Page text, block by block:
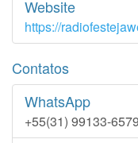
Website
https://
Contatos
WhatsApp
+55(31) 99133-6579